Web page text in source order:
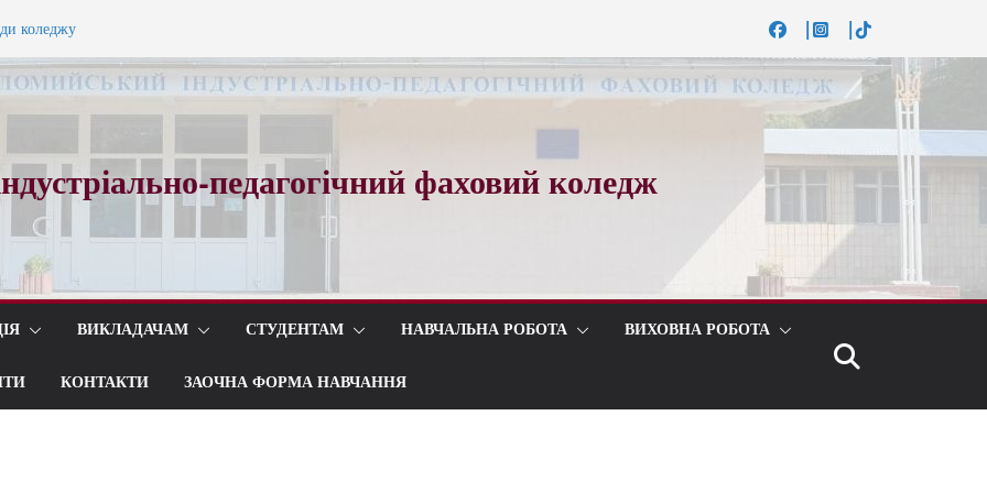
коледжу
вальсу…
педагогічний фаховий коледж
ВИКЛАДАЧАМ СТУДЕНТАМ НАВЧАЛЬНА РОБОТА ВИХОВНА РОБОТА
КОНТАКТИ ЗАОЧНА ФОРМА НАВЧАННЯ